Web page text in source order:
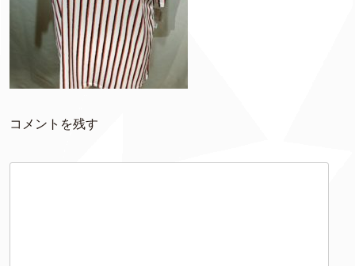
コメントを残す